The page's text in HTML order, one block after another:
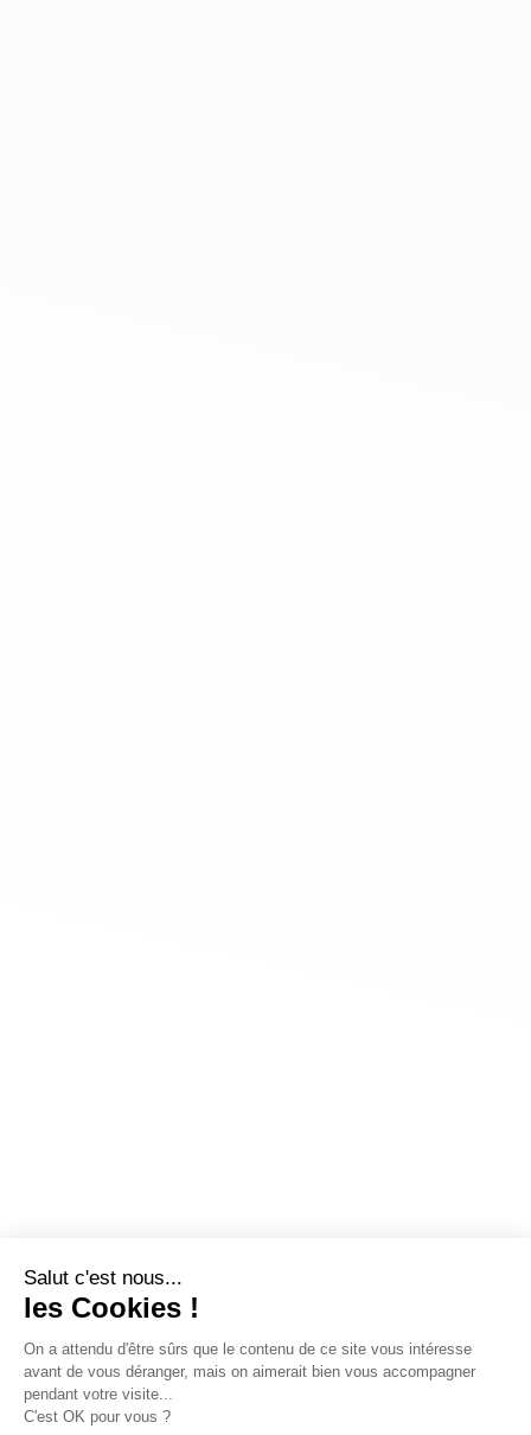
Salut c'est nous...
les Cookies !
On a attendu d'être sûrs que le contenu de ce site vous intéresse
avant de vous déranger, mais on aimerait bien vous accompagner
pendant votre visite...
C'est OK pour vous ?